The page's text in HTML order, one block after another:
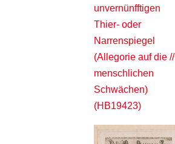
unvernünfftigen
Thier- oder
Narrenspiegel
(Allegorie auf die //
menschlichen
Schwächen)
(HB19423)